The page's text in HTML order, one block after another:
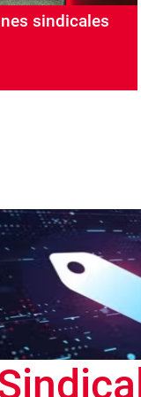
sindicales